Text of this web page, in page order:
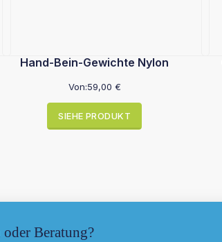
Hand-Bein-Gewichte Nylon
Von:59,00 €
SIEHE PRODUKT
Beratung?